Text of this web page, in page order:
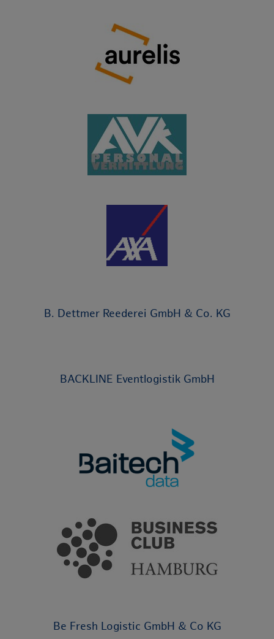
B. Dettmer Reederei GmbH & Co. KG
BACKLINE Eventlogistik GmbH
Be Fresh Logistic GmbH & Co KG